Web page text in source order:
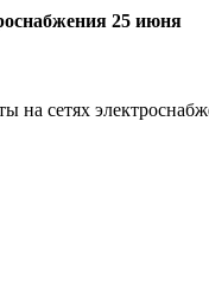
25 июня
на сетях